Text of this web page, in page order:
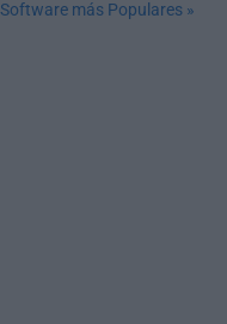
Software más Populares »